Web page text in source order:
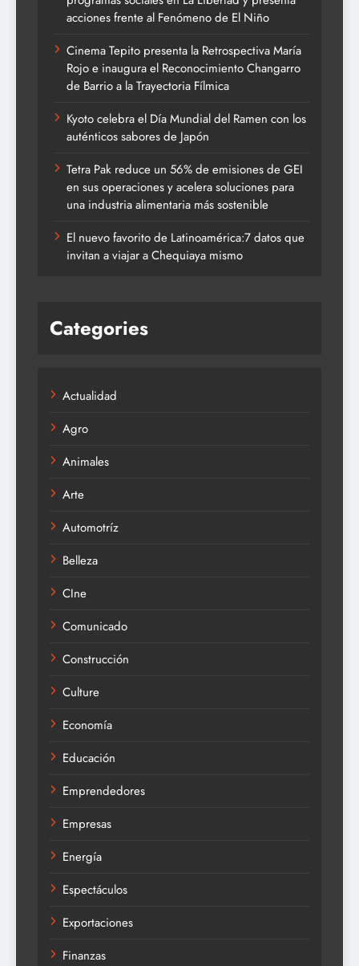
acciones frente al Fenómeno de El Niño
Cinema Tepito presenta la Retrospectiva María
Rojo e inaugura el Reconocimiento Changarro
de Barrio a la Trayectoria Fílmica
Kyoto celebra el Día Mundial del Ramen con los
auténticos sabores de Japón
Tetra Pak reduce un 56% de emisiones de GEI
en sus operaciones y acelera soluciones para
una industria alimentaria más sostenible
El nuevo favorito de Latinoamérica:7 datos que
invitan a viajar a Chequiaya mismo
Categories
Actualidad
Agro
Animales
Arte
Automotríz
Belleza
CIne
Comunicado
Construcción
Culture
Economía
Educación
Emprendedores
Empresas
Energía
Espectáculos
Exportaciones
Finanzas